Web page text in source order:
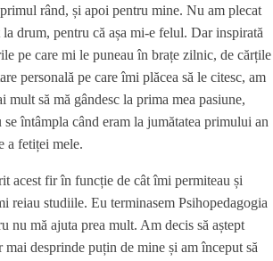
rând, și apoi pentru mine. Nu am plecat
drum, pentru că așa mi-e felul. Dar inspirată
pe care mi le puneau în brațe zilnic, de cărțile
personală pe care îmi plăcea să le citesc, am
mult să mă gândesc la prima mea pasiune,
întâmpla când eram la jumătatea primului an
a fetiței mele.
acest fir în funcție de cât îmi permiteau și
reiau studiile. Eu terminasem Psihopedagogia
nu mă ajuta prea mult. Am decis să aștept
desprinde puțin de mine și am început să